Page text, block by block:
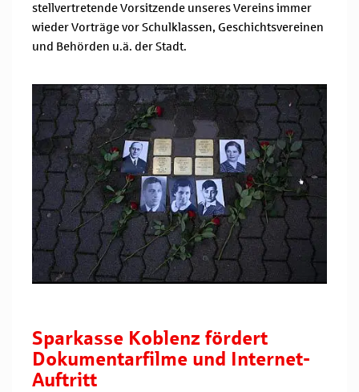
stellvertretende Vorsitzende unseres Vereins immer
wieder Vorträge vor Schulklassen, Geschichtsvereinen
und Behörden u.ä. der Stadt.
Sparkasse Koblenz fördert
Dokumentarfilme und Internet-
Auftritt